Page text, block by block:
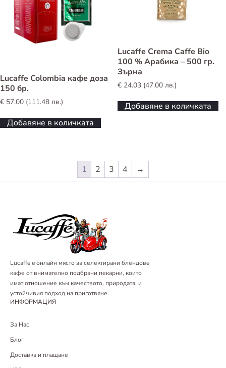
Lucaffe Colombia кафе доза
150 бр.
€ 57.00 (111.48 лв.)
Добавяне в количката
Lucaffe Crema Caffe Bio
100 % Арабика – 500 гр.
Зърна
€24.03(47.00 лв.)
Добавяне в количката
1 2 3 4 →
Lucaffe e онлайн място за селектирани блендове
кафе от внимателно подбрани пекарни, които
имат отношение към качеството, природата, и
устойчивия подход на приготвяне.
ИНФОРМАЦИЯ
За Нас
Блог
Доставка и плащане